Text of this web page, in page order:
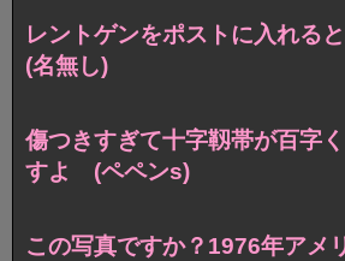
レントゲンをポストに入れる
(名無し)
傷つきすぎて十字靱帯が百字
すよ (ペペンs)
この写真ですか？1976年アメ